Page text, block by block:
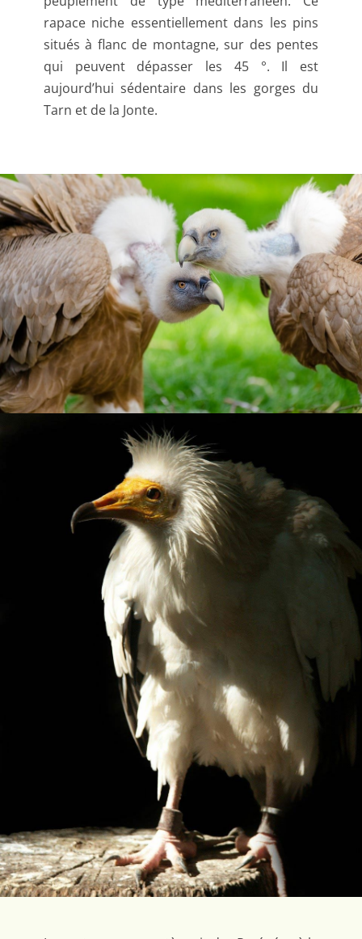
rapace niche essentiellement dans les pins
situés à flanc de montagne, sur des pentes
qui peuvent dépasser les 45 °. Il est
aujourd’hui sédentaire dans les gorges du
Tarn et de la Jonte.